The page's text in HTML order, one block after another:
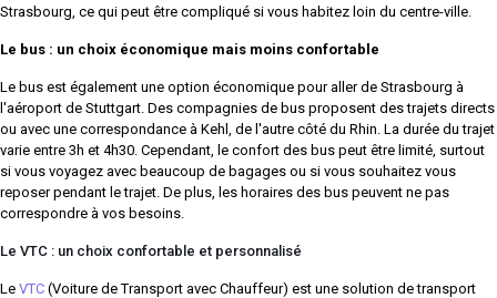
Strasbourg, ce qui peut être compliqué si vous habitez loin du centre-ville.
Le bus : un choix économique mais moins confortable
Le bus est également une option économique pour aller de Strasbourg à
l'aéroport de Stuttgart. Des compagnies de bus proposent des trajets directs
ou avec une correspondance à Kehl, de l'autre côté du Rhin. La durée du trajet
varie entre 3h et 4h30. Cependant, le confort des bus peut être limité, surtout
si vous voyagez avec beaucoup de bagages ou si vous souhaitez vous
reposer pendant le trajet. De plus, les horaires des bus peuvent ne pas
correspondre à vos besoins.
Le VTC : un choix confortable et personnalisé
Le VTC (Voiture de Transport avec Chauffeur) est une solution de transport